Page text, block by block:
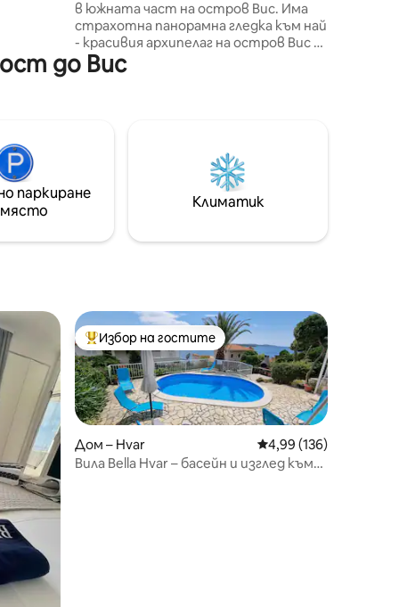
в южната част на остров Вис. Има
страхотна панорамна гледка към най
- красивия архипелаг на остров Вис и
голяма тераса, която е оборудвана с
плувен басейн, салон, тераса и маса
уединение и комфорт по време на
почивката ви. Къщата се състои от
3 стаи, 2 бани и 1 тоалетна и
отворено пространство с
до Вис
паркиране
място
Климатик
Най-популярен избор на гостите
Избор на гостите
Дом – Hvar Средна оценка: 4,99
4,99 (136)
Вила Bella Hvar – басейн и изглед към